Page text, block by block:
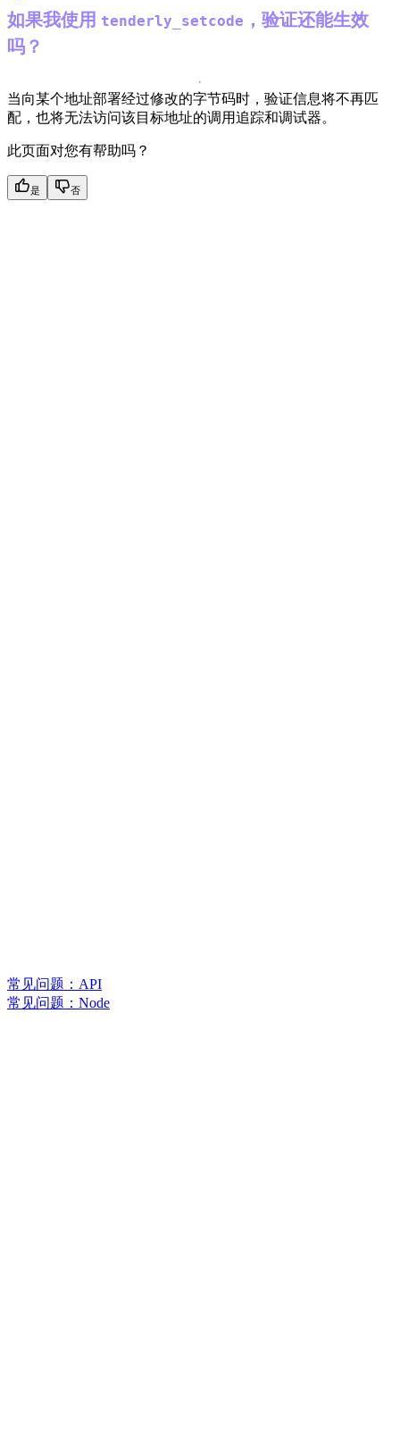
如果我使用 tenderly_setcode ，验证还能生效
吗？
当向某个地址部署经过修改的字节码时，验证信息将不再匹
配，也将无法访问该目标地址的调用追踪和调试器。
此页面对您有帮助吗？
是 否
常见问题：API
常见问题：Node